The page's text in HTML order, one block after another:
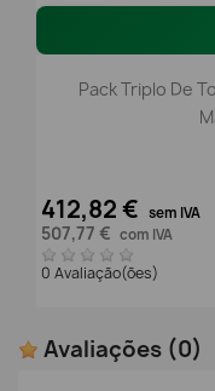
Pack Triplo De
412,82 € sem IVA
507,77 € com IVA
0 Avaliação(ões)
Avaliações (0)